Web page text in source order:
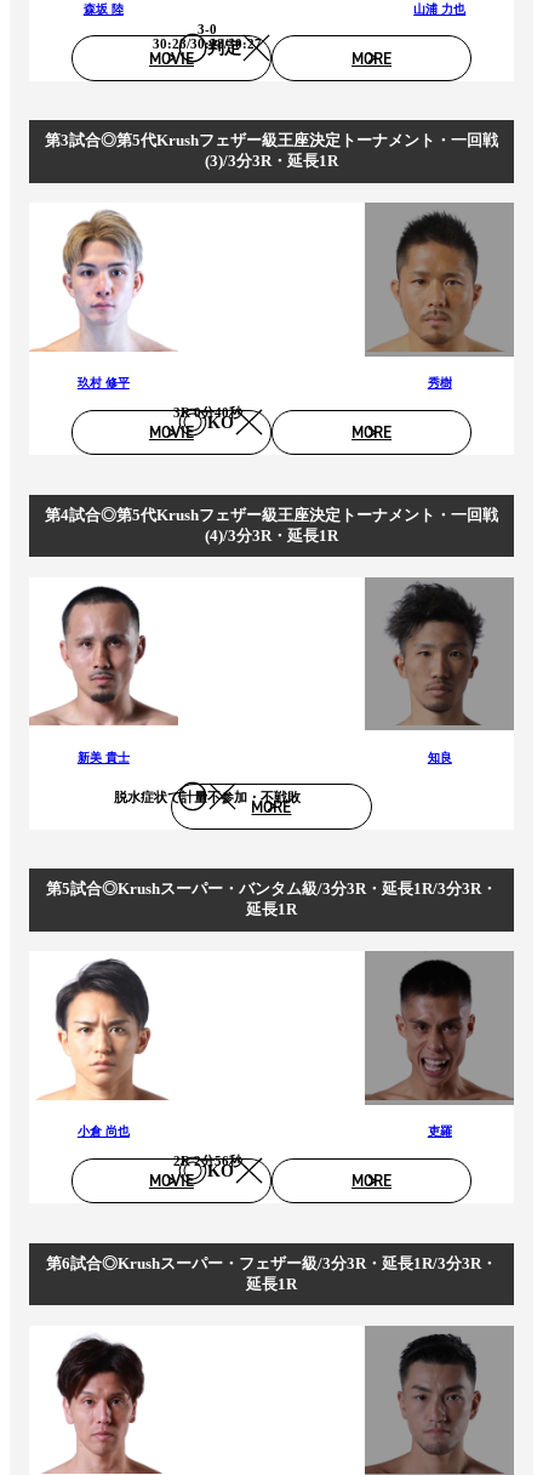
森坂 陸
判定
3-0
30:28/30:28/30:27
山浦 力也
MOVIE MORE
第3試合◎第5代Krushフェザー級王座決定トーナメント・一回戦
(3)/3分3R・延長1R
玖村 修平
KO
3R 0分40秒
秀樹
MOVIE MORE
第4試合◎第5代Krushフェザー級王座決定トーナメント・一回戦
(4)/3分3R・延長1R
新美 貴士
脱水症状で計量不参加・不戦敗
知良
MORE
第5試合◎Krushスーパー・バンタム級/3分3R・延長1R/3分3R・
延長1R
小倉 尚也
KO
2R 2分56秒
吏羅
MOVIE MORE
第6試合◎Krushスーパー・フェザー級/3分3R・延長1R/3分3R・
延長1R